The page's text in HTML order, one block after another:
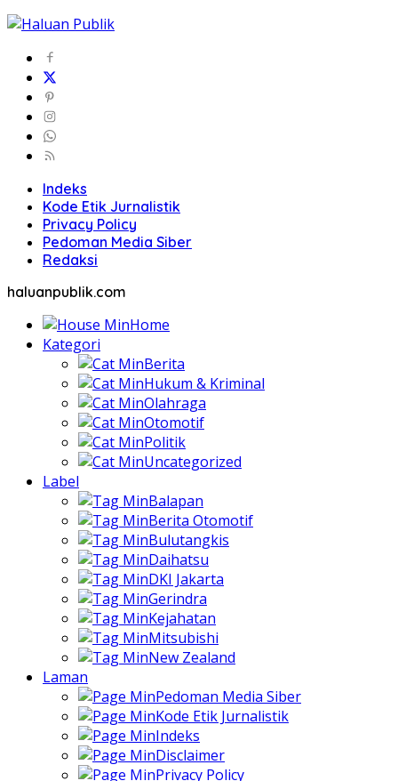
Indeks
Kode Etik Jurnalistik
Privacy Policy
Pedoman Media Siber
Redaksi
haluanpublik.com
Home
Kategori
Berita
Hukum & Kriminal
Olahraga
Otomotif
Politik
Uncategorized
Label
Balapan
Berita Otomotif
Bulutangkis
Daihatsu
DKI Jakarta
Gerindra
Kejahatan
Mitsubishi
New Zealand
Laman
Pedoman Media Siber
Kode Etik Jurnalistik
Indeks
Disclaimer
Privacy Policy